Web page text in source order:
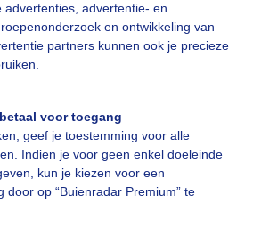
advertentie- en
en ontwikkeling van
partners kunnen ook je precieze
voor toegang
geef je toestemming voor alle
Indien je voor geen enkel doeleinde
kun je kiezen voor een
door op “Buienradar Premium” te